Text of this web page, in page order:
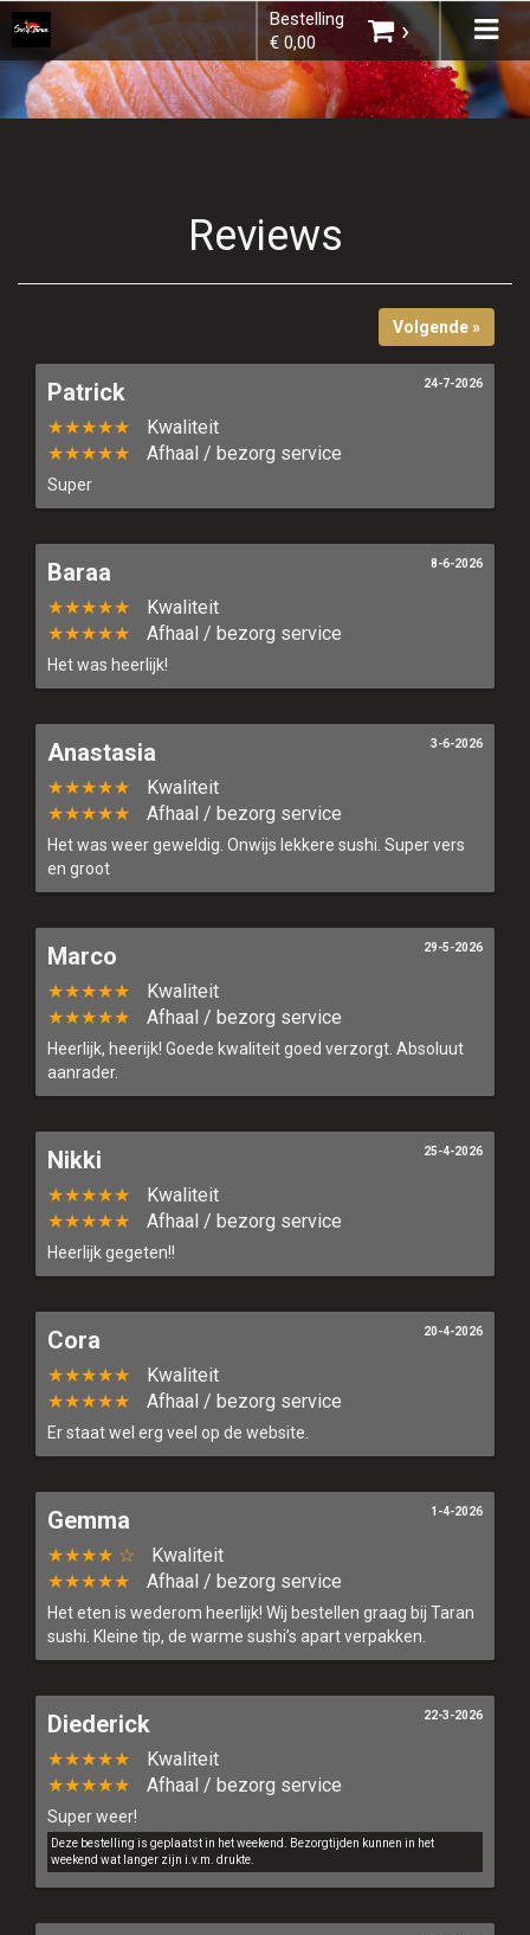
×
Bestelling
€ 0,00
›
Kies een vestiging
U heeft nog geen producten in uw
Totaal:
Reviews
Volgende »
Patrick
★★★★★
Kwaliteit
★★★★★
Afhaal / bezorg service
Super
24-7-2026
Baraa
★★★★★
Kwaliteit
★★★★★
Afhaal / bezorg service
Het was heerlijk!
8-6-2026
Anastasia
★★★★★
Kwaliteit
★★★★★
Afhaal / bezorg service
Het was weer geweldig. Onwijs lekkere sushi. Super vers
en groot
3-6-2026
Marco
★★★★★
Kwaliteit
★★★★★
Afhaal / bezorg service
Heerlijk, heerijk! Goede kwaliteit goed verzorgt. Absoluut
aanrader.
29-5-2026
Nikki
★★★★★
Kwaliteit
★★★★★
Afhaal / bezorg service
Heerlijk gegeten!!
25-4-2026
Cora
★★★★★
Kwaliteit
★★★★★
Afhaal / bezorg service
Er staat wel erg veel op de website.
20-4-2026
Gemma
★★★★ ☆
Kwaliteit
★★★★★
Afhaal / bezorg service
Het eten is wederom heerlijk! Wij bestellen graag bij Taran
sushi. Kleine tip, de warme sushi’s apart verpakken.
1-4-2026
Diederick
★★★★★
Kwaliteit
★★★★★
Afhaal / bezorg service
Super weer!
Deze bestelling is geplaatst in het weekend. Bezorgtijden kunnen in het
weekend wat langer zijn i.v.m. drukte.
22-3-2026